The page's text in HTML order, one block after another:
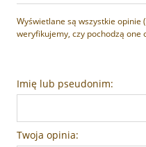
Wyświetlane są wszystkie opinie
weryfikujemy, czy pochodzą
Imię lub pseudonim:
Twoja opinia: